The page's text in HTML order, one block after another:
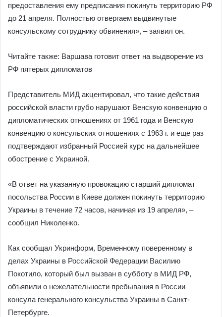
предоставления ему предписания покинуть территорию РФ
до 21 апреля. Полностью отвергаем выдвинутые
консульскому сотруднику обвинения», – заявил он.
Читайте также: Варшава готовит ответ на выдворение из
РФ пятерых дипломатов
Представитель МИД акцентировал, что такие действия
российской власти грубо нарушают Венскую конвенцию о
дипломатических отношениях от 1961 года и Венскую
конвенцию о консульских отношениях с 1963 г. и еще раз
подтверждают избранный Россией курс на дальнейшее
обострение с Украиной.
«В ответ на указанную провокацию старший дипломат
посольства России в Киеве должен покинуть территорию
Украины в течение 72 часов, начиная из 19 апреля», –
сообщил Николенко.
Как сообщал Укринформ, Временному поверенному в
делах Украины в Российской Федерации Василию
Покотило, который был вызван в субботу в МИД РФ,
объявили о нежелательности пребывания в России
консула генерального консульства Украины в Санкт-
Петербурге.